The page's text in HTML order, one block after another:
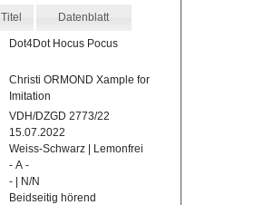
Titel Datenblatt
Dot4Dot Hocus Pocus
Christi ORMOND Xample for
Imitation
VDH/DZGD 2773/22
15.07.2022
Weiss-Schwarz | Lemonfrei
- A -
- | N/N
Beidseitig hörend